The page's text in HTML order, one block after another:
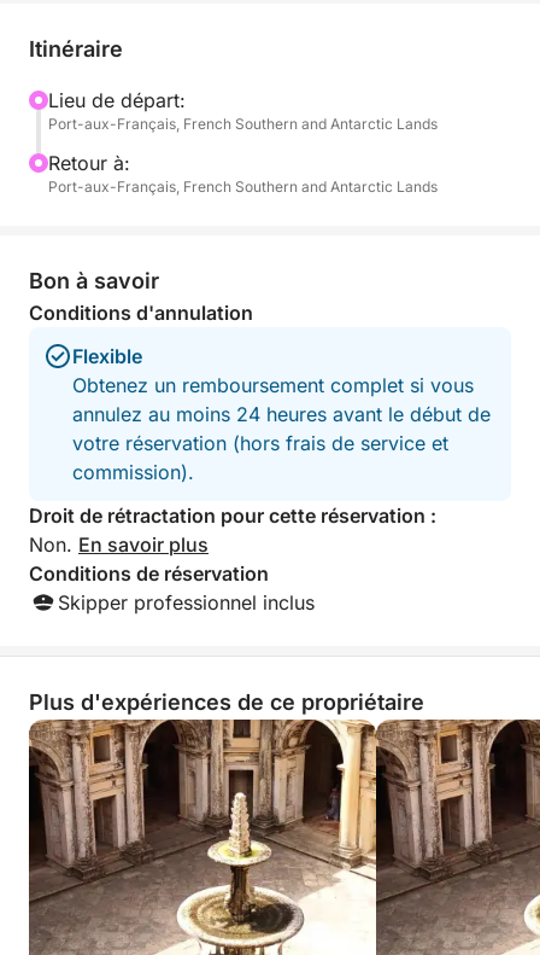
Itinéraire
Lieu de départ:
Port-aux-Français, French Southern and Antarctic Lands
Retour à:
Port-aux-Français, French Southern and Antarctic Lands
Bon à savoir
Conditions d'annulation
Flexible
Obtenez un remboursement complet si vous
annulez au moins 24 heures avant le début de
votre réservation (hors frais de service et
commission).
Droit de rétractation pour cette réservation :
Non. En savoir plus
Conditions de réservation
Skipper professionnel inclus
Plus d'expériences de ce propriétaire